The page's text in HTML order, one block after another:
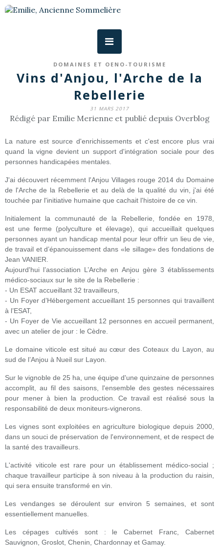
DOMAINES ET OENO-TOURISME
Vins d'Anjou, l'Arche de la
Rebellerie
31 MARS 2017
Rédigé par Emilie Merienne et publié depuis Overblog
La nature est source d'enrichissements et c'est encore plus vrai
quand la vigne devient un support d'intégration sociale pour des
personnes handicapées mentales.
J'ai découvert récemment l'Anjou Villages rouge 2014 du Domaine
de l'Arche de la Rebellerie et au delà de la qualité du vin, j'ai été
touchée par l'initiative humaine que cachait l'histoire de ce vin.
Initialement la communauté de la Rebellerie, fondée en 1978,
est une ferme (polyculture et élevage), qui accueillait quelques
personnes ayant un handicap mental pour leur offrir un lieu de vie,
de travail et d’épanouissement dans «le sillage» des fondations de
Jean VANIER.
Aujourd'hui l’association L’Arche en Anjou gère 3 établissements
médico-sociaux sur le site de la Rebellerie :
- Un ESAT accueillant 32 travailleurs,
- Un Foyer d’Hébergement accueillant 15 personnes qui travaillent
à l’ESAT,
- Un Foyer de Vie accueillant 12 personnes en accueil permanent,
avec un atelier de jour : le Cèdre.
Le domaine viticole est situé au cœur des Coteaux du Layon, au
sud de l’Anjou à Nueil sur Layon.
Sur le vignoble de 25 ha, une équipe d'une quinzaine de personnes
accomplit, au fil des saisons, l'ensemble des gestes nécessaires
pour mener à bien la production. Ce travail est réalisé sous la
responsabilité de deux moniteurs-vignerons.
Les vignes sont exploitées en agriculture biologique depuis 2000,
dans un souci de préservation de l'environnement, et de respect de
la santé des travailleurs.
L'activité viticole est rare pour un établissement médico-social ;
chaque travailleur participe à son niveau à la production du raisin,
qui sera ensuite transformé en vin.
Les vendanges se déroulent sur environ 5 semaines, et sont
essentiellement manuelles.
Les cépages cultivés sont : le Cabernet Franc, Cabernet
Sauvignon, Groslot, Chenin, Chardonnay et Gamay.